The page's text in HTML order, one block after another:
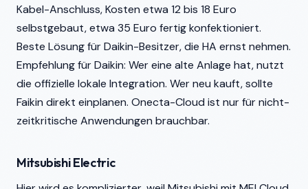
Kabel-Anschluss, Kosten etwa 12 bis 18 Euro
selbstgebaut, etwa 35 Euro fertig konfektioniert.
Beste Lösung für Daikin-Besitzer, die HA ernst nehmen.
Empfehlung für Daikin: Wer eine alte Anlage hat, nutzt
die offizielle lokale Integration. Wer neu kauft, sollte
Faikin direkt einplanen. Onecta-Cloud ist nur für nicht-
zeitkritische Anwendungen brauchbar.
Mitsubishi Electric